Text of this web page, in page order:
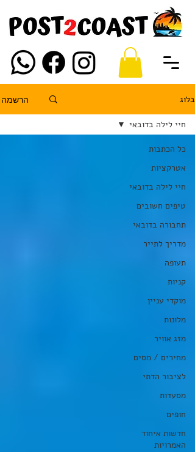
בלוג הרשמה
כל הכתבות
אטרקציות
חיי לילה בדובאי
טיפים חשובים
תחבורה בדובאי
מדריך לתייר
תעופה
קניות
מוקדי עניין
מלונות
מזג אוויר
מחירים / מסים
לציבור הדתי
מסעדות
חופים
חדשות איחוד
האמרויות
חיי לילה בדובאי